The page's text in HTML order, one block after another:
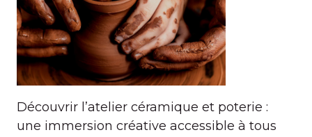
Découvrir l’atelier céramique et poterie :
une immersion créative accessible à tous